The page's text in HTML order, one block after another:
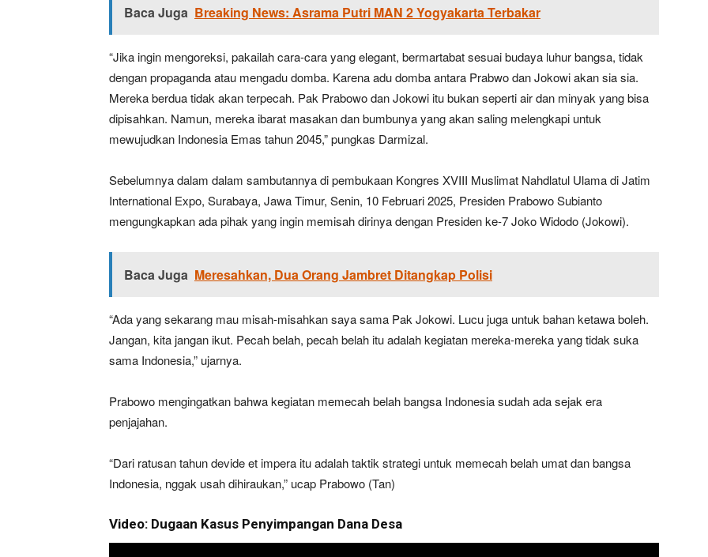
Baca Juga Breaking News: Asrama Putri MAN 2 Yogyakarta Terbakar
“Jika ingin mengoreksi, pakailah cara-cara yang elegant, bermartabat sesuai budaya luhur bangsa, tidak
dengan propaganda atau mengadu domba. Karena adu domba antara Prabwo dan Jokowi akan sia sia.
Mereka berdua tidak akan terpecah. Pak Prabowo dan Jokowi itu bukan seperti air dan minyak yang bisa
dipisahkan. Namun, mereka ibarat masakan dan bumbunya yang akan saling melengkapi untuk
mewujudkan Indonesia Emas tahun 2045,” pungkas Darmizal.
Sebelumnya dalam dalam sambutannya di pembukaan Kongres XVIII Muslimat Nahdlatul Ulama di Jatim
International Expo, Surabaya, Jawa Timur, Senin, 10 Februari 2025, Presiden Prabowo Subianto
mengungkapkan ada pihak yang ingin memisah dirinya dengan Presiden ke-7 Joko Widodo (Jokowi).
Baca Juga Meresahkan, Dua Orang Jambret Ditangkap Polisi
“Ada yang sekarang mau misah-misahkan saya sama Pak Jokowi. Lucu juga untuk bahan ketawa boleh.
Jangan, kita jangan ikut. Pecah belah, pecah belah itu adalah kegiatan mereka-mereka yang tidak suka
sama Indonesia,” ujarnya.
Prabowo mengingatkan bahwa kegiatan memecah belah bangsa Indonesia sudah ada sejak era
penjajahan.
“Dari ratusan tahun devide et impera itu adalah taktik strategi untuk memecah belah umat dan bangsa
Indonesia, nggak usah dihiraukan,” ucap Prabowo (Tan)
Video: Dugaan Kasus Penyimpangan Dana Desa